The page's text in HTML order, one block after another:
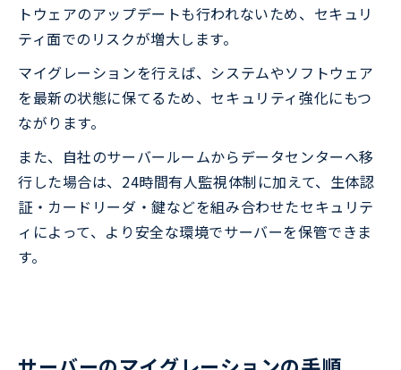
トウェアのアップデートも行われないため、セキュリ
ティ面でのリスクが増大します。
マイグレーションを行えば、システムやソフトウェア
を最新の状態に保てるため、セキュリティ強化にもつ
ながります。
また、自社のサーバールームからデータセンターへ移
行した場合は、24時間有人監視体制に加えて、生体認
証・カードリーダ・鍵などを組み合わせたセキュリテ
ィによって、より安全な環境でサーバーを保管できま
す。